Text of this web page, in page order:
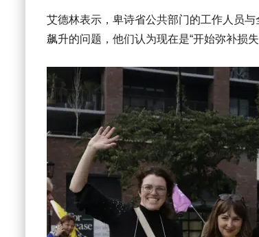
艾德林表示，卑诗省公共部门的工作人员
飙升的问题，他们认为现在是“开始弥补损失